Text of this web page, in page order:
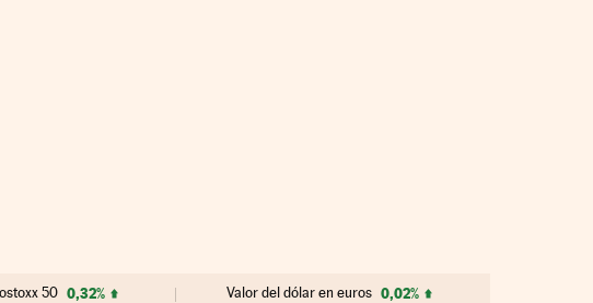
50 0,32% Valor del dólar en euros 0,02%